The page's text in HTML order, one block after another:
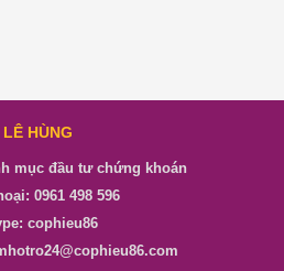
LÊ HÙNG
mục đầu tư chứng khoán
0961 498 596
cophieu86